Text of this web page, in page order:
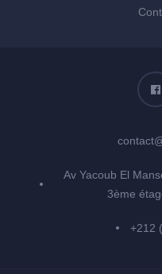
Av Yacoub El
3ème
+212